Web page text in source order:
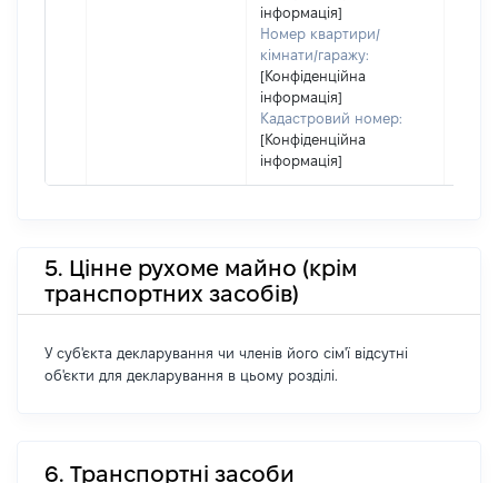
інформація]
Номер квартири/
кімнати/гаражу:
[Конфіденційна
інформація]
Кадастровий номер:
[Конфіденційна
інформація]
5. Цінне рухоме майно (крім
транспортних засобів)
У суб'єкта декларування чи членів його сім'ї відсутні
об'єкти для декларування в цьому розділі.
6. Транспортні засоби